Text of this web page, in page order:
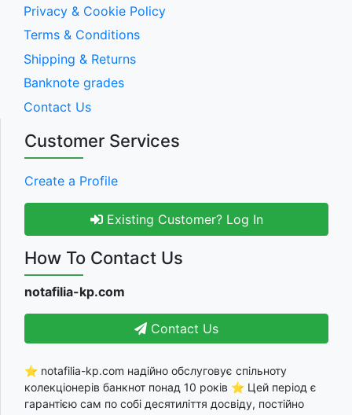
Privacy & Cookie Policy
Terms & Conditions
Shipping & Returns
Banknote grades
Contact Us
Customer Services
Create a Profile
Existing Customer? Log In
How To Contact Us
notafilia-kp.com
Contact Us
⭐ notafilia-kp.com надійно обслуговує спільноту
колекціонерів банкнот понад 10 років ⭐ Цей період є
гарантією сам по собі десятиліття досвіду, постійно